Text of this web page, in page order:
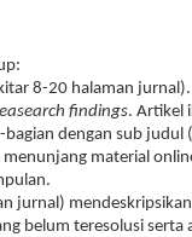
8-20 halaman
findings. Artikel
bagian dengan sub
material
jurnal)
belum teresolusi serta